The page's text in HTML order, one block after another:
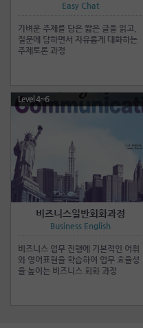
Easy Chat
가벼운 주제를 담은 짧은 글을 읽고,
질문에 답하면서 자유롭게 대화하는
주제토론 과정
Level 4~6
비즈니스일반회화과정
Business English
비즈니스 업무 진행에 기본적인 어휘
와 영어표현을 학습하여 업무 효율성
을 높이는 비즈니스 회화 과정